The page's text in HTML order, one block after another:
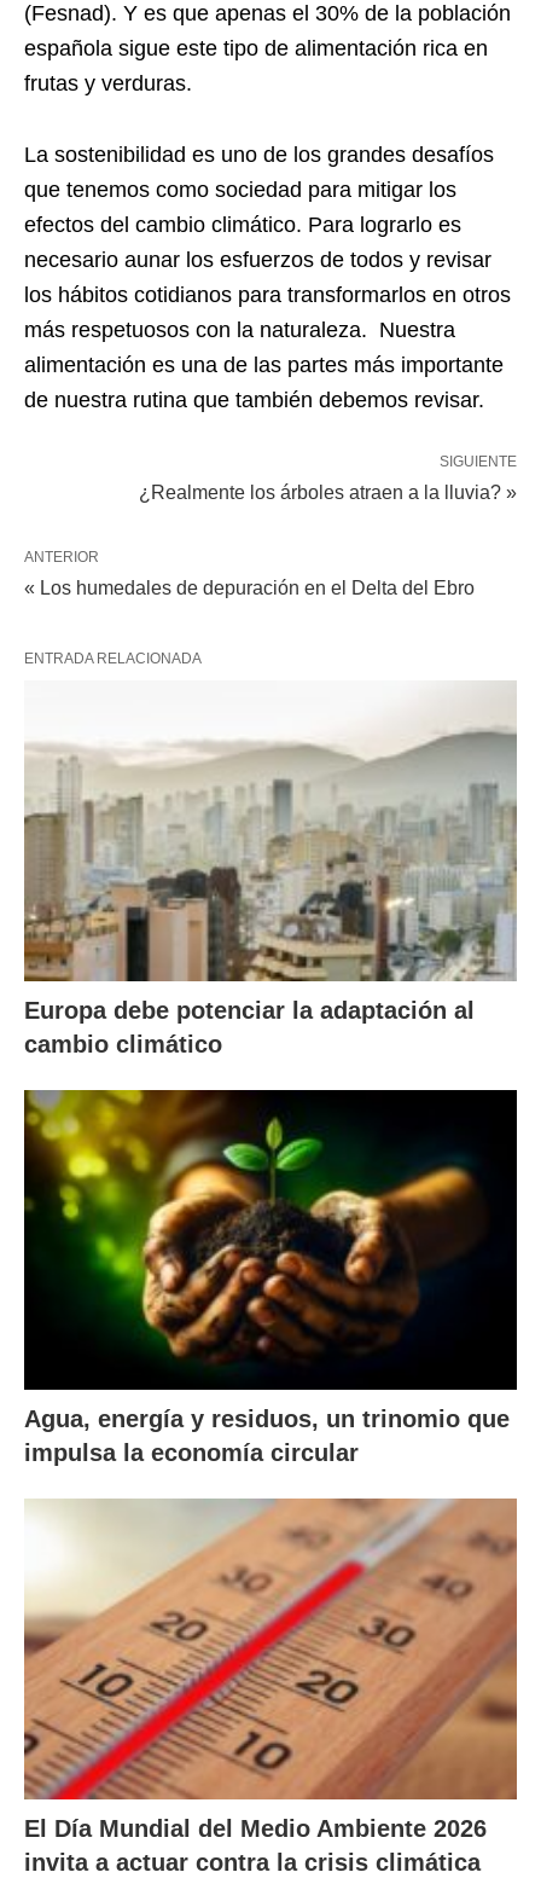
(Fesnad). Y es que apenas el 30% de la población
española sigue este tipo de alimentación rica en
frutas y verduras.
La sostenibilidad es uno de los grandes desafíos
que tenemos como sociedad para mitigar los
efectos del cambio climático. Para lograrlo es
necesario aunar los esfuerzos de todos y revisar
los hábitos cotidianos para transformarlos en otros
más respetuosos con la naturaleza. Nuestra
alimentación es una de las partes más importante
de nuestra rutina que también debemos revisar.
SIGUIENTE
¿Realmente los árboles atraen a la lluvia? »
ANTERIOR
« Los humedales de depuración en el Delta del Ebro
ENTRADA RELACIONADA
Europa debe potenciar la adaptación al
cambio climático
Agua, energía y residuos, un trinomio que
impulsa la economía circular
El Día Mundial del Medio Ambiente 2026
invita a actuar contra la crisis climática